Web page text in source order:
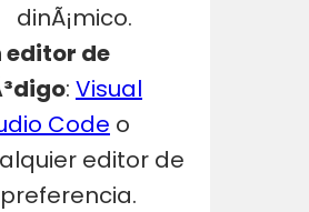
dinÃ¡mico.
editor de
: Visual
Code o
editor de